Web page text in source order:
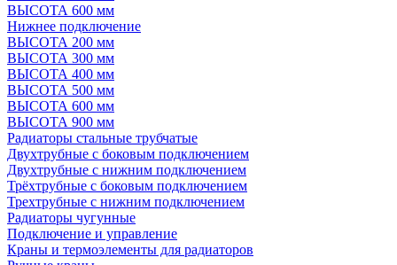
ВЫСОТА 600 мм
Нижнее подключение
ВЫСОТА 200 мм
ВЫСОТА 300 мм
ВЫСОТА 400 мм
ВЫСОТА 500 мм
ВЫСОТА 600 мм
ВЫСОТА 900 мм
Радиаторы стальные трубчатые
Двухтрубные с боковым подключением
Двухтрубные с нижним подключением
Трёхтрубные с боковым подключением
Трехтрубные с нижним подключением
Радиаторы чугунные
Подключение и управление
Краны и термоэлементы для радиаторов